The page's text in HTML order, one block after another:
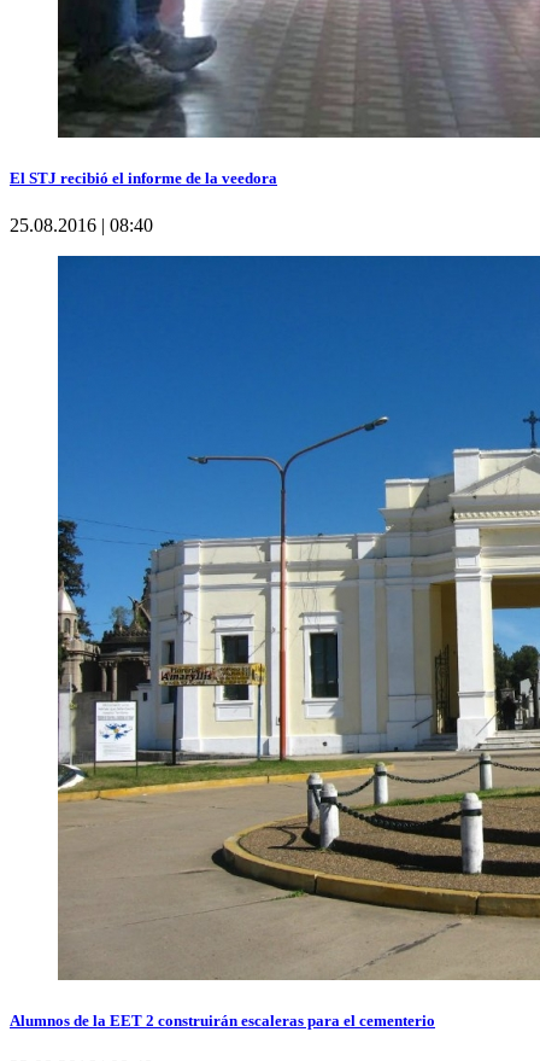
El STJ recibió el informe de la veedora
25.08.2016 | 08:40
Alumnos de la EET 2 construirán escaleras para el cementerio